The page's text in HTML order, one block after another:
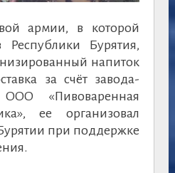
армии, в которой
Бурятия,
напиток
за счёт завода-
ООО «Пивоваренная
ее организовал
при поддержке